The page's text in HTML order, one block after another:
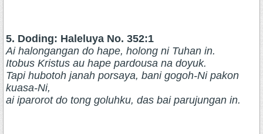
5. Doding: Haleluya No. 352:1
Ai halongangan do hape, holong ni Tuhan in.
Itobus Kristus au hape pardousa na doyuk.
Tapi hubotoh janah porsaya, bani gogoh-Ni pakon
kuasa-Ni,
ai iparorot do tong goluhku, das bai parujungan in.